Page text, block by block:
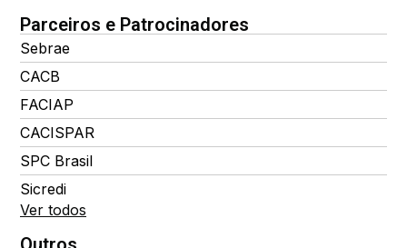
Parceiros e Patrocinadores
Sebrae
CACB
FACIAP
CACISPAR
SPC Brasil
Sicredi
Ver todos